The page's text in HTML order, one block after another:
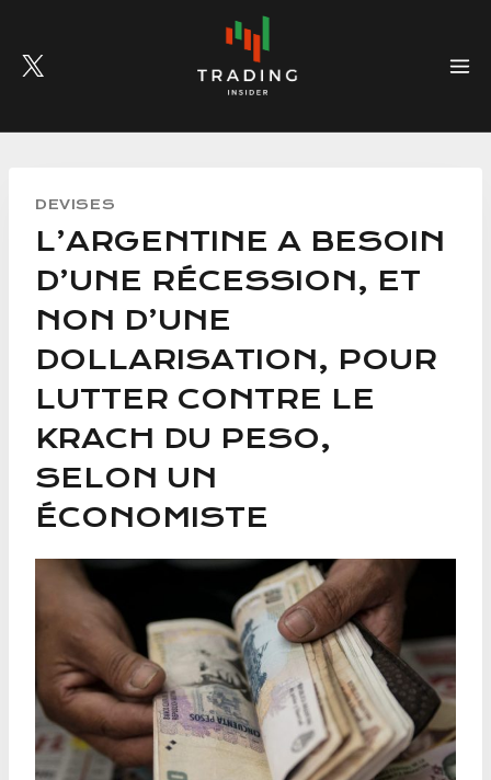
content
DEVISES
L’ARGENTINE A BESOIN
D’UNE RÉCESSION, ET
NON D’UNE
DOLLARISATION, POUR
LUTTER CONTRE LE
KRACH DU PESO,
SELON UN
ÉCONOMISTE